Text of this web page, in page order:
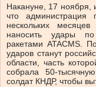
Накануне, 17 ноября,
что
нескольких
наносить удары
ракетами ATACMS.
ударов станут
области, часть
собрала 50-
солдат КНДР, чтобы